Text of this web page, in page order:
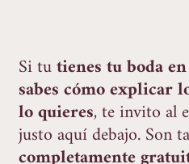
Si tutienes tu boda
sabes cómo explicar
lo quieres, te invito al
justo aquí debajo. Son